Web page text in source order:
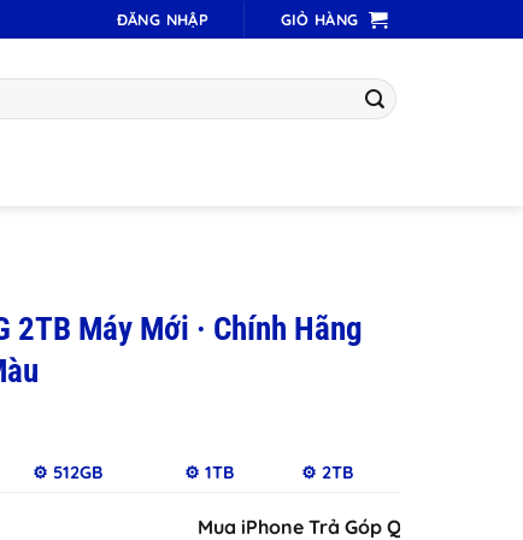
ĐĂNG NHẬP GIỎ HÀNG
2TB Máy Mới · Chính Hãng
⚙️ 512GB ⚙️ 1TB ⚙️ 2TB
Mua iPhone Trả Góp Qua iCloud Chỉ